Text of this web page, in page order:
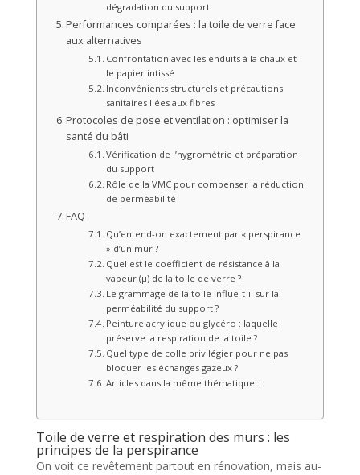
dégradation du support
Performances comparées : la toile de verre face
aux alternatives
Confrontation avec les enduits à la chaux et
le papier intissé
Inconvénients structurels et précautions
sanitaires liées aux fibres
Protocoles de pose et ventilation : optimiser la
santé du bâti
Vérification de l’hygrométrie et préparation
du support
Rôle de la VMC pour compenser la réduction
de perméabilité
FAQ
Qu’entend-on exactement par « perspirance
» d’un mur ?
Quel est le coefficient de résistance à la
vapeur (μ) de la toile de verre ?
Le grammage de la toile influe-t-il sur la
perméabilité du support ?
Peinture acrylique ou glycéro : laquelle
préserve la respiration de la toile ?
Quel type de colle privilégier pour ne pas
bloquer les échanges gazeux ?
Articles dans la même thématique :
Toile de verre et respiration des murs : les
principes de la perspirance
On voit ce revêtement partout en rénovation, mais au-